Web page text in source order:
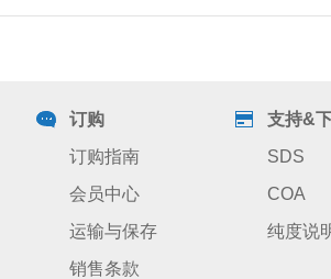
订购
订购指南
会员中心
运输与保存
销售条款
支持&
SDS
COA
纯度说